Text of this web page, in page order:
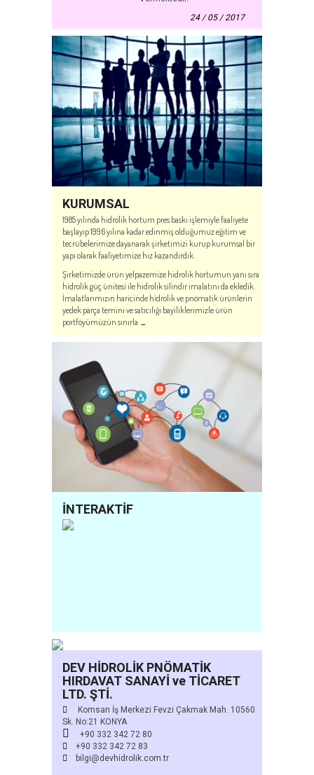
24 / 05 / 2017
YENİ WEB SİTESİ
Web Sitemiz Yeni Arayüz Tasarımı İle Siz Değerli
Kullanıcılarımıza Hizmet Vermektedir.
30 / 05 / 2018
KURUMSAL
1985 yılında hidrolik hortum pres baskı işlemiyle faaliyete
başlayıp 1996 yılına kadar edinmiş olduğumuz eğitim ve
tecrübelerimize dayanarak şirketimizi kurup kurumsal bir
yapı olarak faaliyetimize hız kazandırdık.
Şirketimizde ürün yelpazemize hidrolik hortumun yanı sıra
hidrolik güç ünitesi ile hidrolik silindir imalatını da ekledik.
İmalatlarımızın haricinde hidrolik ve pnömatik ürünlerin
yedek parça temini ve satıcılığı bayiliklerimizle ürün
portföyümüzün sınırla ...
İNTERAKTİF
DEV HİDROLİK PNÖMATİK
HIRDAVAT SANAYİ ve TİCARET
LTD. ŞTİ.
Komsan İş Merkezi Fevzi Çakmak Mah. 10560
Sk. No:21 KONYA
+90 332 342 72 80
+90 332 342 72 83
bilgi@devhidrolik.com.tr